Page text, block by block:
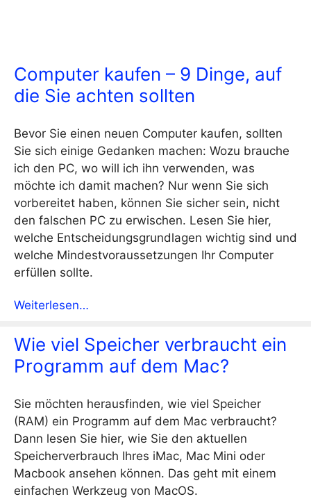
Computer kaufen – 9 Dinge, auf
die Sie achten sollten
Bevor Sie einen neuen Computer kaufen, sollten
Sie sich einige Gedanken machen: Wozu brauche
ich den PC, wo will ich ihn verwenden, was
möchte ich damit machen? Nur wenn Sie sich
vorbereitet haben, können Sie sicher sein, nicht
den falschen PC zu erwischen. Lesen Sie hier,
welche Entscheidungsgrundlagen wichtig sind und
welche Mindestvoraussetzungen Ihr Computer
erfüllen sollte.
Weiterlesen…
Wie viel Speicher verbraucht ein
Programm auf dem Mac?
Sie möchten herausfinden, wie viel Speicher
(RAM) ein Programm auf dem Mac verbraucht?
Dann lesen Sie hier, wie Sie den aktuellen
Speicherverbrauch Ihres iMac, Mac Mini oder
Macbook ansehen können. Das geht mit einem
einfachen Werkzeug von MacOS.